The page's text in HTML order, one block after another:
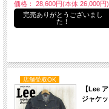
価格： 28,600円(本体 26,000円)
完売ありがとうございまし
た！
店舗受取OK
【Lee
ジャケ